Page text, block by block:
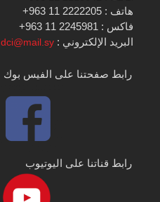
هاتف : 2222205 11 963+
فاكس : 2245981 11 963+
البريد الإلكتروني :dci@mail.sy
رابط صفحتنا على الفيس بوك
رابط قناتنا على اليوتيوب